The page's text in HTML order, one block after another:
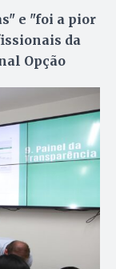
e "foi a pior
da
Opção